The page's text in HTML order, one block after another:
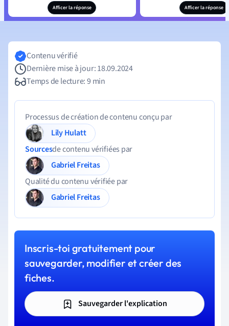
Afficer la réponse Afficer la réponse
Contenu vérifié
Dernière mise à jour: 18.09.2024
Temps de lecture: 9 min
Processus de création de contenu conçu par
Lily Hulatt
Sourcesde contenu vérifiées par
Gabriel Freitas
Qualité du contenu vérifiée par
Gabriel Freitas
Inscris-toi gratuitement pour
sauvegarder, modifier et créer des
fiches.
Sauvegarder l'explication